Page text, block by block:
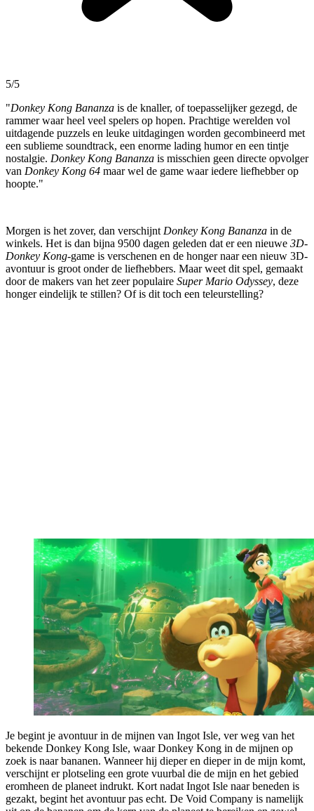
5/5
"Donkey Kong Bananza is de knaller, of toepasselijker gezegd, de
rammer waar heel veel spelers op hopen. Prachtige werelden vol
uitdagende puzzels en leuke uitdagingen worden gecombineerd met
een sublieme soundtrack, een enorme lading humor en een tintje
nostalgie. Donkey Kong Bananza is misschien geen directe opvolger
van Donkey Kong 64 maar wel de game waar iedere liefhebber op
hoopte."
Morgen is het zover, dan verschijnt Donkey Kong Bananza in de
winkels. Het is dan bijna 9500 dagen geleden dat er een nieuwe 3D-
Donkey Kong-game is verschenen en de honger naar een nieuw 3D-
avontuur is groot onder de liefhebbers. Maar weet dit spel, gemaakt
door de makers van het zeer populaire Super Mario Odyssey, deze
honger eindelijk te stillen? Of is dit toch een teleurstelling?
Je begint je avontuur in de mijnen van Ingot Isle, ver weg van het
bekende Donkey Kong Isle, waar Donkey Kong in de mijnen op
zoek is naar bananen. Wanneer hij dieper en dieper in de mijn komt,
verschijnt er plotseling een grote vuurbal die de mijn en het gebied
eromheen de planeet indrukt. Kort nadat Ingot Isle naar beneden is
gezakt, begint het avontuur pas echt. De Void Company is namelijk